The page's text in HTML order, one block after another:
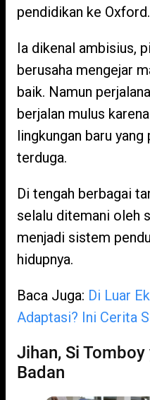
pendidikan ke Oxford.
Ia dikenal ambisius,
berusaha mengejar
baik. Namun
berjalan mulus
lingkungan baru
terduga.
Di tengah berbagai
selalu ditemani oleh
menjadi sistem
hidupnya.
Baca Juga: Di Luar
Adaptasi? Ini Cerita
Jihan, Si
Badan